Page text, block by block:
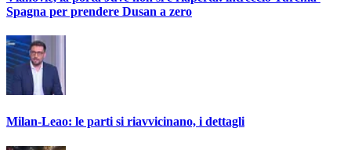
Spagna per prendere Dusan a zero
Milan-Leao: le parti si riavvicinano, i dettagli